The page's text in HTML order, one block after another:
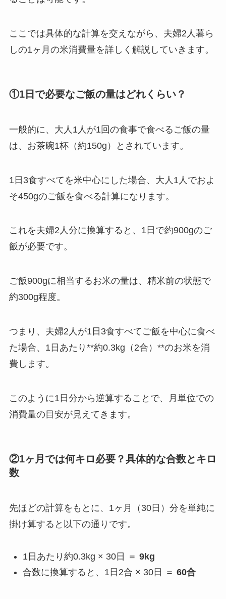
ここでは具体的な計算を交えながら、夫婦2人暮ら
しの1ヶ月の米消費量を詳しく解説していきます。
①1日で必要なご飯の量はどれくらい？
一般的に、大人1人が1回の食事で食べるご飯の量
は、お茶碗1杯（約150g）とされています。
1日3食すべてを米中心にした場合、大人1人でおよ
そ450gのご飯を食べる計算になります。
これを夫婦2人分に換算すると、1日で約900gのご
飯が必要です。
ご飯900gに相当するお米の量は、精米前の状態で
約300g程度。
つまり、夫婦2人が1日3食すべてご飯を中心に食べ
た場合、1日あたり**約0.3kg（2合）**のお米を消
費します。
このように1日分から逆算することで、月単位での
消費量の目安が見えてきます。
②1ヶ月では何キロ必要？具体的な合数とキロ
数
先ほどの計算をもとに、1ヶ月（30日）分を単純に
掛け算すると以下の通りです。
1日あたり約0.3kg × 30日 ＝ 9kg
合数に換算すると、1日2合 × 30日 ＝ 60合